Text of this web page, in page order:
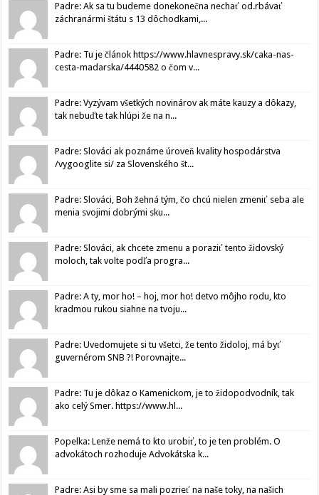
Padre: Ak sa tu budeme donekonečna nechať od.rbávať
záchranármi štátu s 13 dôchodkami,...
Padre: Tu je článok https://www.hlavnespravy.sk/caka-nas-
cesta-madarska/4440582 o čom v...
Padre: Vyzývam všetkých novinárov ak máte kauzy a dôkazy,
tak nebuďte tak hlúpi že na n...
Padre: Slováci ak poznáme úroveň kvality hospodárstva
/vygooglite si/ za Slovenského št...
Padre: Slováci, Boh žehná tým, čo chcú nielen zmeniť seba ale
menia svojimi dobrými sku...
Padre: Slováci, ak chcete zmenu a poraziť tento židovský
moloch, tak volte podľa progra...
Padre: A ty, mor ho! – hoj, mor ho! detvo môjho rodu, kto
kradmou rukou siahne na tvoju...
Padre: Uvedomujete si tu všetci, že tento židoloj, má byť
guvernérom SNB ?! Porovnajte...
Padre: Tu je dôkaz o Kamenickom, je to židopodvodník, tak
ako celý Smer. https://www.hl...
Popelka: Lenže nemá to kto urobiť, to je ten problém. O
advokátoch rozhoduje Advokátska k...
Padre: Asi by sme sa mali pozrieť na naše toky, na našich